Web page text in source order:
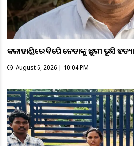
କଳାହାଣ୍ଡିରେ ବିଜେପି ନେତାଙ୍କୁ ଛୁରୀ ଭୂସି ହତ୍ୟା
August 6, 2026 | 10:04 PM